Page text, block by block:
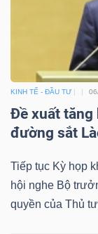
KINH TẾ - ĐẦU TƯ
Đề xuất tăng
đường sắt
Tiếp tục Kỳ họp
hội nghe Bộ
quyền của Thủ